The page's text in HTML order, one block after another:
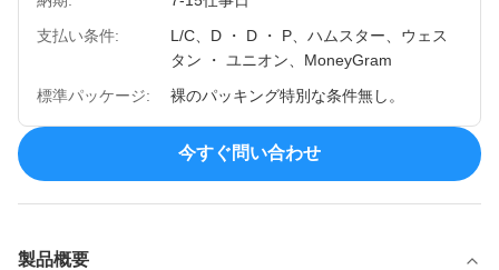
支払い条件:
L/C、D ・ D ・ P、ハムスター、ウェス
タン ・ ユニオン、MoneyGram
標準パッケージ:
裸のパッキング特別な条件無し。
今すぐ問い合わせ
製品概要